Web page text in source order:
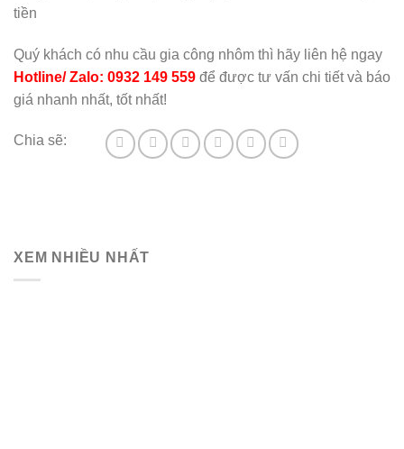
tiền
Quý khách có nhu cầu gia công nhôm thì hãy liên hệ ngay
Hotline/ Zalo: 0932 149 559 để được tư vấn chi tiết và báo
giá nhanh nhất, tốt nhất!
Chia sẽ:
XEM NHIỀU NHẤT